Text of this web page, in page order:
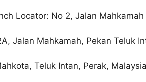
Locator: No 2, Jalan
Jalan Mahkamah, Pekan Teluk
Teluk Intan, Perak, Malaysia